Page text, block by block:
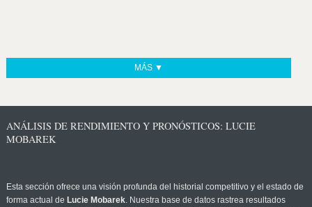
MÁS ▼
ANÁLISIS DE RENDIMIENTO Y PRONÓSTICOS: LUCIE
MOBAREK
Esta sección ofrece una visión profunda del historial competitivo y el estado de
forma actual de Lucie Mobarek. Nuestra base de datos rastrea resultados